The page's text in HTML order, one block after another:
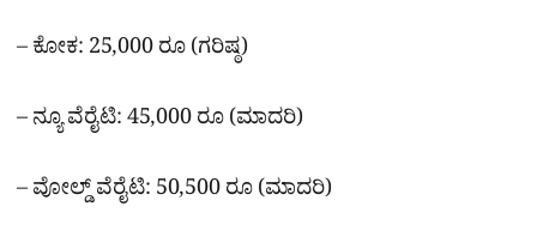
– ಕೋಕ: 25,000 ರೂ (ಗರಿಷ್ಠ)
– ನ್ಯೂ ವೆರೈಟಿ: 45,000 ರೂ (ಮಾದರಿ)
– ವೋಲ್ಡ್ ವೆರೈಟಿ: 50,500 ರೂ (ಮಾದರಿ)